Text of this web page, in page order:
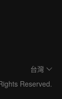
台灣
Reserved.